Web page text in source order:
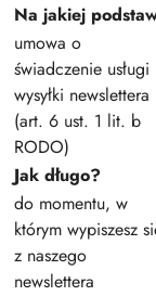
Na jakiej
umowa o
świadczenie usługi
wysyłki newslettera
(art. 6 ust. 1 lit. b
RODO)
Jak długo?
do momentu, w
którym wypiszesz
z naszego
newslettera